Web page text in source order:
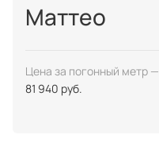
Маттео
Цена за погонный метр —
81 940 руб.